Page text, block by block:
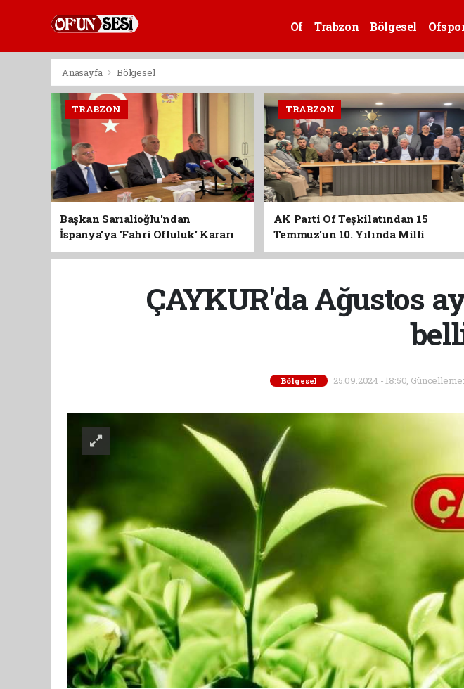
Of Trabzon Bölgesel
Anasayfa Bölgesel
TRABZON
Başkan Sarıalioğlu'ndan
İspanya'ya 'Fahri Ofluluk' Kararı
TRABZON
AK Parti Of Teşkilatından 15
Temmuz'un 10. Yılında Milli
Birlik Vurgusu
ÇAYKUR'da Ağustos
Bölgesel 25.09.2024 - 18:50,